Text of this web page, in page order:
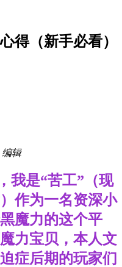
得（新手必看）
编辑
我是“苦工”（现
作为一名资深小
魔力的这个平
力宝贝，本人文
症后期的玩家们